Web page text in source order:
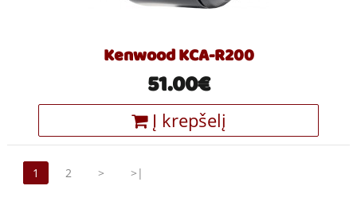
Kenwood KCA-R200
51.00€
Į krepšelį
1 2 > >|